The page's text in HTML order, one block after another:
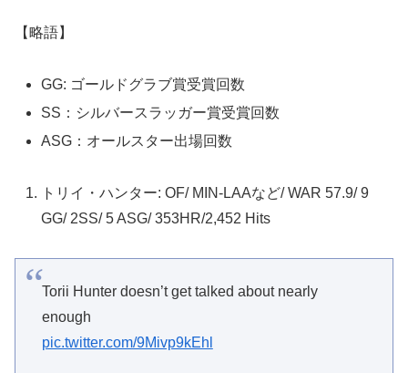
【略語】
GG: ゴールドグラブ賞受賞回数
SS：シルバースラッガー賞受賞回数
ASG：オールスター出場回数
トリイ・ハンター: OF/ MIN-LAAなど/ WAR 57.9/ 9
GG/ 2SS/ 5 ASG/ 353HR/2,452 Hits
Torii Hunter doesn’t get talked about nearly
enough
pic.twitter.com/9Mivp9kEhl